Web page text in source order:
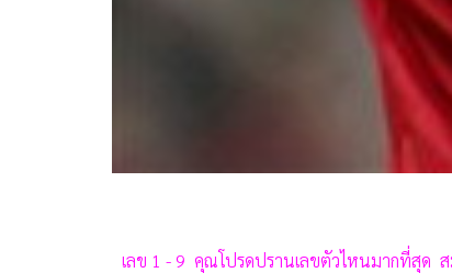
เลข 1 - 9 คุณโปรดปรานเลขตัวไหนมากที่สุด ส